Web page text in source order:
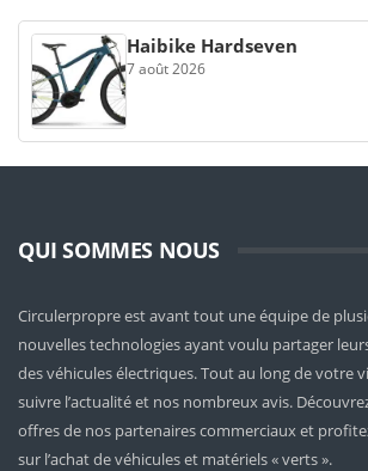
Haibike Hardseven
7 août 2026
QUI SOMMES NOUS
Circulerpropre est avant tout une équipe de
nouvelles technologies ayant voulu partager
des véhicules électriques. Tout au long de votre
suivre l’actualité et nos nombreux avis.
offres de nos partenaires commerciaux et
sur l’achat de véhicules et matériels « verts ».